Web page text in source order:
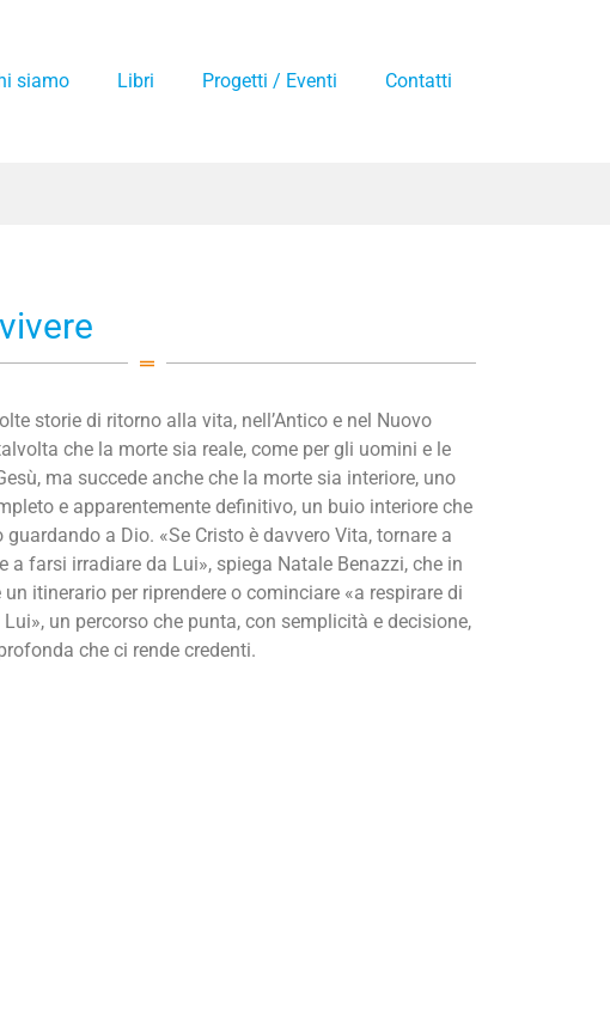
siamo Libri Progetti / Eventi Contatti
storie di ritorno alla vita, nell’Antico e nel Nuovo
che la morte sia reale, come per gli uomini e le
ma succede anche che la morte sia interiore, uno
e apparentemente definitivo, un buio interiore che
a Dio. «Se Cristo è davvero Vita, tornare a
a farsi irradiare da Lui», spiega Natale Benazzi, che in
itinerario per riprendere o cominciare «a respirare di
un percorso che punta, con semplicità e decisione,
che ci rende credenti.